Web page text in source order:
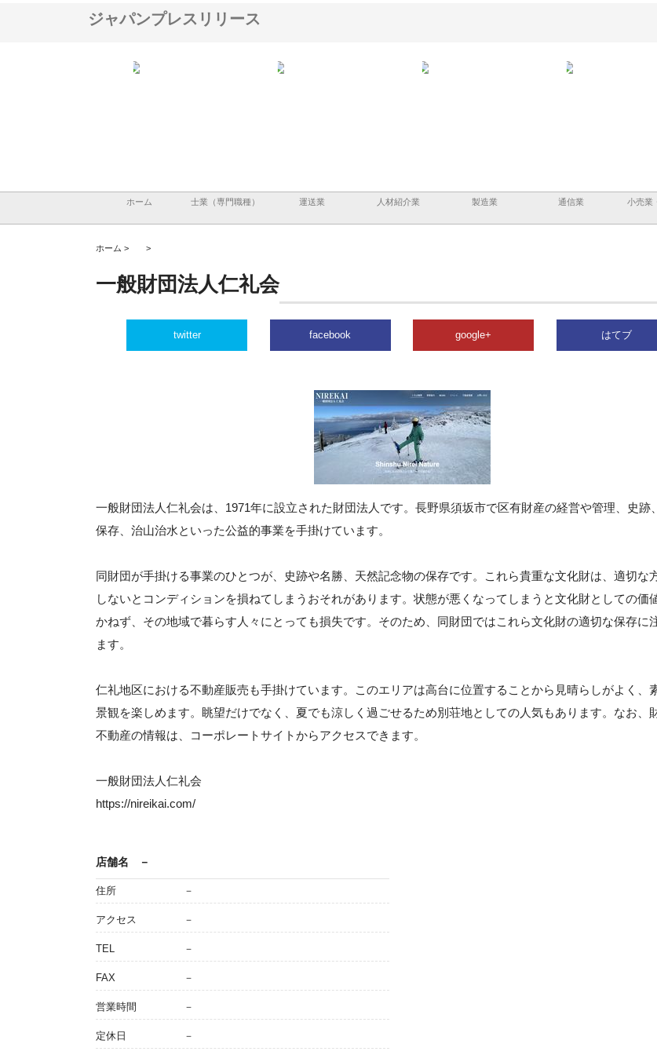
ジャパンプレスリリース
ホーム 士業（専門職種） 運送業 人材紹介業 製造業 通信業 小売業
ホーム > >
一般財団法人仁礼会
twitter facebook google+ はてブ
一般財団法人仁礼会は、1971年に設立された財団法人です。長野県須坂市で区有財産の経営や管理、史跡
保存、治山治水といった公益的事業を手掛けています。
同財団が手掛ける事業のひとつが、史跡や名勝、天然記念物の保存です。これら貴重な文化財は、適切な
しないとコンディションを損ねてしまうおそれがあります。状態が悪くなってしまうと文化財としての価
かねず、その地域で暮らす人々にとっても損失です。そのため、同財団ではこれら文化財の適切な保存に
ます。
仁礼地区における不動産販売も手掛けています。このエリアは高台に位置することから見晴らしがよく、
景観を楽しめます。眺望だけでなく、夏でも涼しく過ごせるため別荘地としての人気もあります。なお、
不動産の情報は、コーポレートサイトからアクセスできます。
一般財団法人仁礼会
https://nireikai.com/
店舗名 －
住所 －
アクセス －
TEL －
FAX －
営業時間 －
定休日 －